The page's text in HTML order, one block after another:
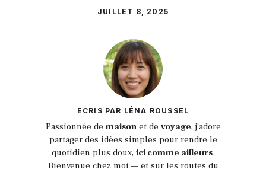
JUILLET 8, 2025
ECRIS PAR LÉNA ROUSSEL
Passionnée de maisonet de voyage, j’adore
partager des idées simples pour rendre le
quotidien plus doux, ici comme ailleurs.
Bienvenue chez moi — et sur les routes du